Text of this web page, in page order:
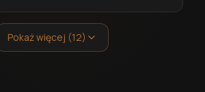
Pokaż więcej (12)